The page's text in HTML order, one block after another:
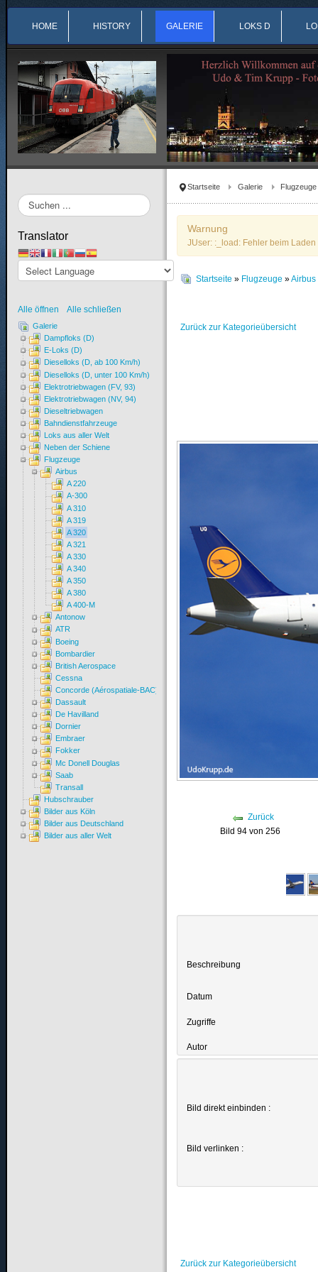
HOME HISTORY GALERIE LOKS D
Startseite Galerie Flugzeuge
Warnung
JUser: :_load: Fehler beim
Startseite » Flugzeuge »Airbus
Zurück zur Kategorieübersicht
Zurück
Bild 94 von 256
Beschreibung
Datum
Zugriffe
Autor
Bild direkt einbinden :
Bild verlinken :
Zurück zur Kategorieübersicht
Suchen
...
Translator
Alle öffnen Alle schließen
Galerie
Dampfloks (D)
E-Loks (D)
Dieselloks (D, ab 100 Km/h)
Dieselloks (D, unter 100 Km/h)
Elektrotriebwagen (FV, 93)
Elektrotriebwagen (NV, 94)
Dieseltriebwagen
Bahndienstfahrzeuge
Loks aus aller Welt
Neben der Schiene
Flugzeuge
Airbus
A 220
A-300
A 310
A 319
A 320
A 321
A 330
A 340
A 350
A 380
A 400-M
Antonow
ATR
Boeing
Bombardier
British Aerospace
Cessna
Concorde (Aérospatiale-BAC)
Dassault
De Havilland
Dornier
Embraer
Fokker
Mc Donell Douglas
Saab
Transall
Hubschrauber
Bilder aus Köln
Bilder aus Deutschland
Bilder aus aller Welt